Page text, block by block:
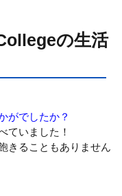
の生活
がでしたか？
ていました！
きることもありません